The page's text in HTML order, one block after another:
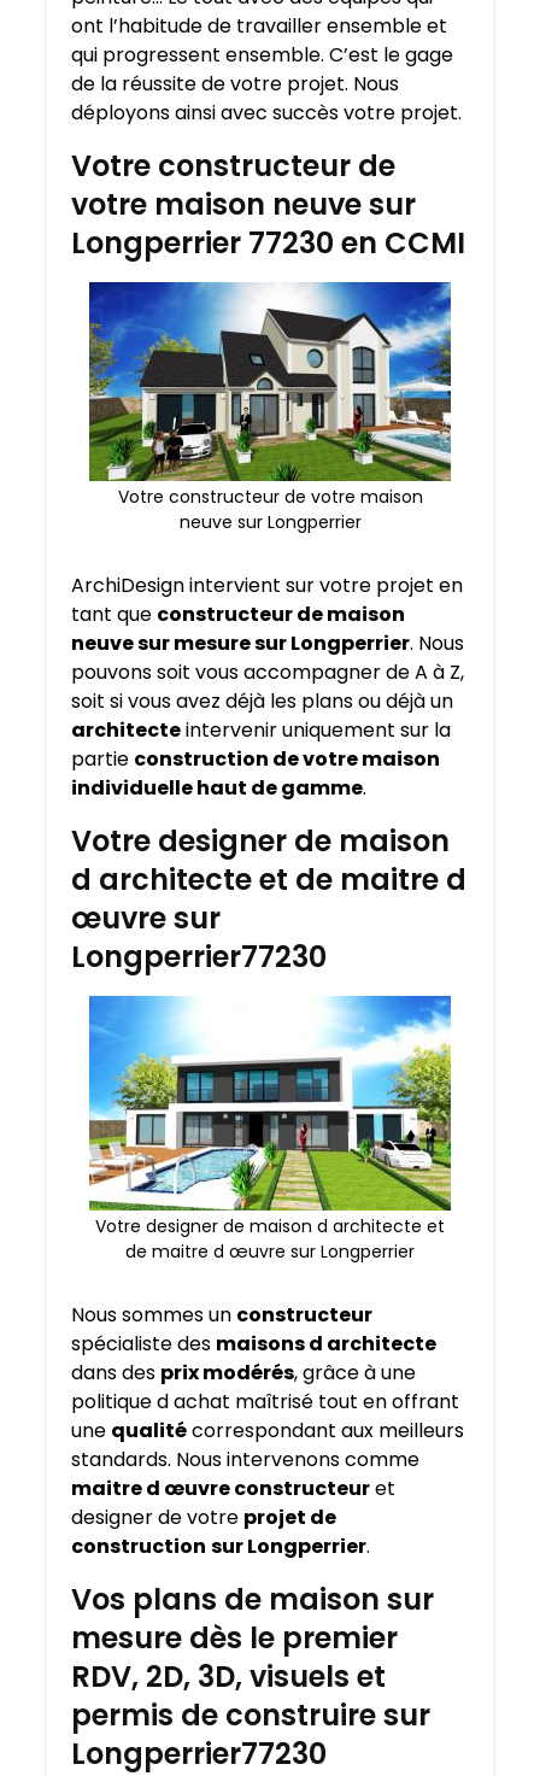
ont l’habitude de travailler ensemble et
qui progressent ensemble. C’est le gage
de la réussite de votre projet. Nous
déployons ainsi avec succès votre projet.
Votre constructeur de
votre maison neuve sur
Longperrier 77230 en CCMI
Votre constructeur de votre maison
neuve sur Longperrier
ArchiDesign intervient sur votre projet en
tant que constructeur de maison
neuve sur mesure surLongperrier. Nous
pouvons soit vous accompagner de A à Z,
soit si vous avez déjà les plans ou déjà un
architecteintervenir uniquement sur la
partie construction de votre maison
individuelle haut de gamme.
Votre designer de maison
d architecte et de maitre d
œuvre sur
Longperrier77230
Votre designer de maison d architecte et
de maitre d œuvre sur Longperrier
Nous sommes un constructeur
spécialiste des maisons d architecte
dans des prix modérés, grâce à une
politique d achat maîtrisé tout en offrant
une qualitécorrespondant aux meilleurs
standards. Nous intervenons comme
maitre d œuvre constructeuret
designer de votre projet de
construction sur Longperrier.
Vos plans de maison sur
mesure dès le premier
RDV, 2D, 3D, visuels et
permis de construire sur
Longperrier77230